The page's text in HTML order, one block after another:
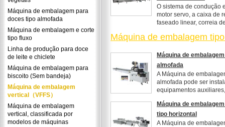
Máquina de embalagem para
doces tipo almofada
Máquina de embalagem e corte
tipo fluxo
Linha de produção para doce
de leite e chiclete
Máquina de embalagem para
biscoito (Sem bandeja)
Máquina de embalagem
vertical（VFFS）
Máquina de embalagem
vertical, classificada por
modelos de máquinas
O sistema de condução
motor servo, a caixa de
faseado linear, correia
Máquina de embalagem
Máquina de
almofada
A Máquina de
almofada pode ser
equipamentos
Máquina de
tipo horizontal
A Máquina de